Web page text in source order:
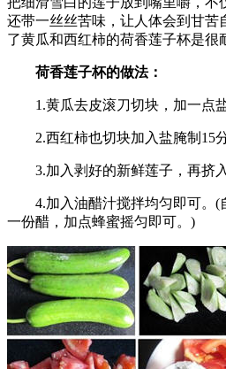
还带一丝丝苦味，让人体会到甘苦
了黄瓜和西红柿的荷香莲子杯是很
荷香莲子杯的做法：
1.黄瓜去皮滚刀切块，加一点盐
2.西红柿也切块加入盐腌制15分
3.加入剥好的新鲜莲子，再挤入
4.加入油醋汁搅拌均匀即可。(
一份醋，加点蜂蜜摇匀即可。)